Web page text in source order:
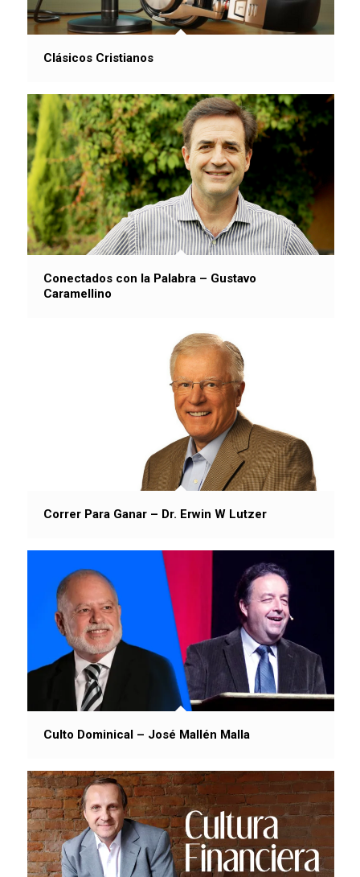
Clásicos Cristianos
Conectados con la Palabra – Gustavo
Caramellino
Correr Para Ganar – Dr. Erwin W Lutzer
Culto Dominical – José Mallén Malla